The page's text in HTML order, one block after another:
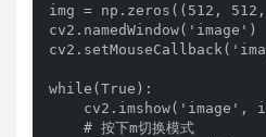
img = np.zeros((512,
cv2.namedWindow('image')
while(True):
cv2.imshow('image',
    # 按下m切换模式